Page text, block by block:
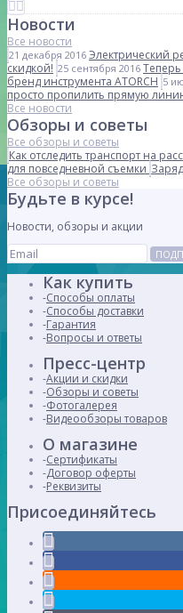
Новости
Все новости
21 декабря 2016 Электрический
скидкой! 25 сентября 2016
бренд инструмента ATORCH 5
просто пропилить прямую
Все новости
Обзоры и советы
Все обзоры и советы
Как отследить транспорт на
для повседневной съемки
Все обзоры и советы
Будьте в курсе!
Новости, обзоры и акции
Как купить
Способы оплаты
Способы доставки
Гарантия
Вопросы и ответы
Пресс-центр
Акции и скидки
Обзоры и советы
Фотогалерея
Видеообзоры товаров
О магазине
Сертификаты
Договор оферты
Реквизиты
Присоединяйтесь